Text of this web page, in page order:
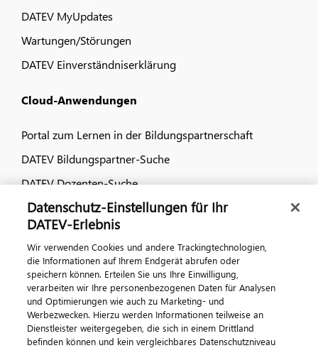
DATEV MyUpdates
Wartungen/Störungen
DATEV Einverständniserklärung
Cloud-Anwendungen
Portal zum Lernen in der Bildungspartnerschaft
DATEV Bildungspartner-Suche
DATEV Dozenten-Suche
Dialog & Medien
Veranstaltungen
DATEV magazin
DATEV-Community
DATEV-Newsletter
Datenschutz-Einstellungen für Ihr
DATEV-Erlebnis
Wir verwenden Cookies und andere Trackingtechnologien,
die Informationen auf Ihrem Endgerät abrufen oder
speichern können. Erteilen Sie uns Ihre Einwilligung,
verarbeiten wir Ihre personenbezogenen Daten für Analysen
und Optimierungen wie auch zu Marketing- und
Werbezwecken. Hierzu werden Informationen teilweise an
Dienstleister weitergegeben, die sich in einem Drittland
befinden können und kein vergleichbares Datenschutzniveau